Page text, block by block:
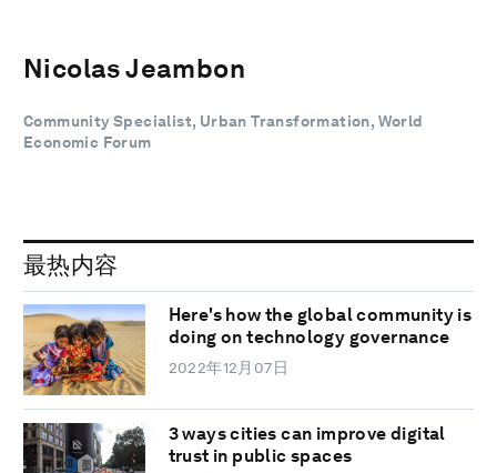
Nicolas Jeambon
Community Specialist, Urban Transformation, World
Economic Forum
最热内容
Here's how the global community is
doing on technology governance
2022年12月07日
3 ways cities can improve digital
trust in public spaces